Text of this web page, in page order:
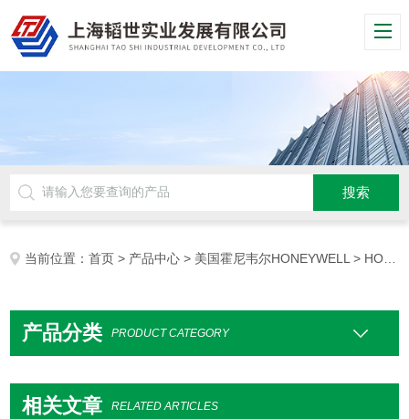
当前位置：首页 > 产品中心 > 美国霍尼韦尔HONEYWELL> HONEYWELL车载电脑
产品分类 PRODUCT CATEGORY
相关文章 RELATED ARTICLES